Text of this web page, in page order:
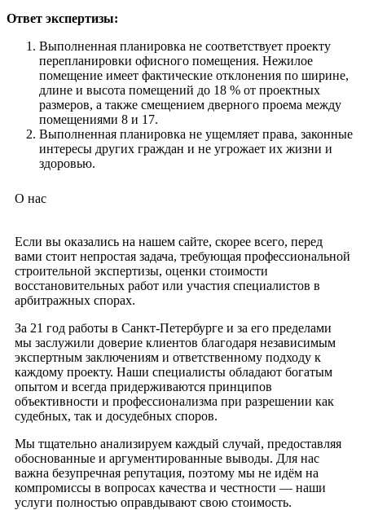
Ответ экспертизы:
Выполненная планировка не соответствует проекту
перепланировки офисного помещения. Нежилое
помещение имеет фактические отклонения по ширине,
длине и высота помещений до 18 % от проектных
размеров, а также смещением дверного проема между
помещениями 8 и 17.
Выполненная планировка не ущемляет права, законные
интересы других граждан и не угрожает их жизни и
здоровью.
О нас
Если вы оказались на нашем сайте, скорее всего, перед
вами стоит непростая задача, требующая профессиональной
строительной экспертизы, оценки стоимости
восстановительных работ или участия специалистов в
арбитражных спорах.
За 21 год работы в Санкт-Петербурге и за его пределами
мы заслужили доверие клиентов благодаря независимым
экспертным заключениям и ответственному подходу к
каждому проекту. Наши специалисты обладают богатым
опытом и всегда придерживаются принципов
объективности и профессионализма при разрешении как
судебных, так и досудебных споров.
Мы тщательно анализируем каждый случай, предоставляя
обоснованные и аргументированные выводы. Для нас
важна безупречная репутация, поэтому мы не идём на
компромиссы в вопросах качества и честности — наши
услуги полностью оправдывают свою стоимость.